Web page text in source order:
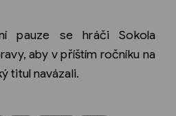
pauze se hráči Sokola
aby v příštím ročníku na
titul navázali.